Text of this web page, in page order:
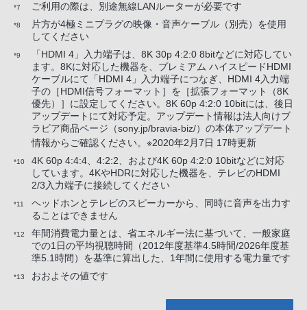
*7 ご利用の際は、別途無線LANルーターが必要です
*8
片方が4極ミニプラグの映像・音声ケーブル（別売）を使用
してください
*9
「HDMI 4」入力端子は、8K 30p 4:2:0 8bitなどに対応してい
ます。8Kに対応した機器を、プレミアム ハイスピードHDMI
ケーブルにて「HDMI 4」入力端子につなぎ、HDMI 4入力端
子の［HDMI信号フォーマット］を［拡張フォーマット（8K
優先）］に設定してください。8K 60p 4:2:0 10bitには、後日
アップデートにて対応予定。アップデート情報は法人向けブ
ラビア商品ページ（sony.jp/bravia-biz/）の本体アップデート
情報からご確認ください。※2020年2月7日 17時更新
*10
4K 60p 4:4:4、4:2:2、および4K 60p 4:2:0 10bitなどに対応
しています。4KやHDRに対応した機器を、テレビのHDMI
2/3入力端子に接続してください
*11
ヘッドホンとテレビのスピーカーから、同時に音声を出力す
ることはできません
*12
年間消費電力量とは、省エネルギー法に基づいて、一般家庭
での1日の平均視聴時間（2012年度基準4.5時間/2026年度基
準5.1時間）を基準に算出した、1年間に使用する電力量です
*13 おおよその値です